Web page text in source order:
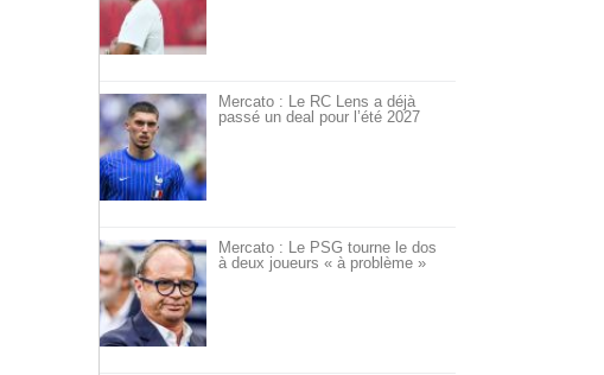
Mercato : Le RC Lens a déjà
passé un deal pour l’été 2027
Mercato : Le PSG tourne le dos
à deux joueurs « à problème »